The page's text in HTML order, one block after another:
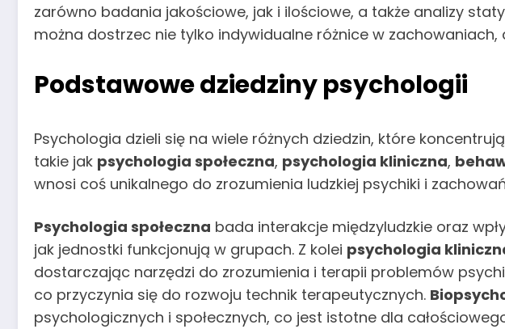
zarówno badania jakościowe, jak i ilościowe, a także analizy
można dostrzec nie tylko indywidualne różnice w
Podstawowe dziedziny psychologii
Psychologia dzieli się na wiele różnych dziedzin, które
takie jak psychologia społeczna, psychologia kliniczna,
wnosi coś unikalnego do zrozumienia ludzkiej psychiki i
Psychologia społeczna bada interakcje międzyludzkie oraz
jak jednostki funkcjonują w grupach. Z kolei psychologia
dostarczając narzędzi do zrozumienia i terapii problemów
co przyczynia się do rozwoju technik terapeutycznych.
psychologicznych i społecznych, co jest istotne dla